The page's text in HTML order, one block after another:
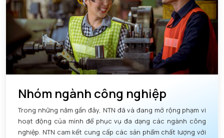
Nhóm ngành công nghiệp
Trong những năm gần đây, NTN đã và đang mở rộng phạm vi
hoạt động của mình để phục vụ đa dạng các ngành công
nghiệp. NTN cam kết cung cấp các sản phẩm chất lượng với